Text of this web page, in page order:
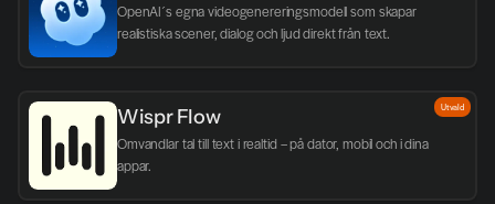
OpenAI´s egna videogenereringsmodell som skapar
realistiska scener, dialog och ljud direkt från text.
Wispr Flow
Omvandlar tal till text i realtid – på dator, mobil och i dina
appar.
Utvald